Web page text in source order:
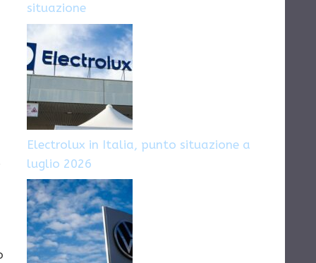
situazione
Electrolux in Italia, punto situazione a
luglio 2026